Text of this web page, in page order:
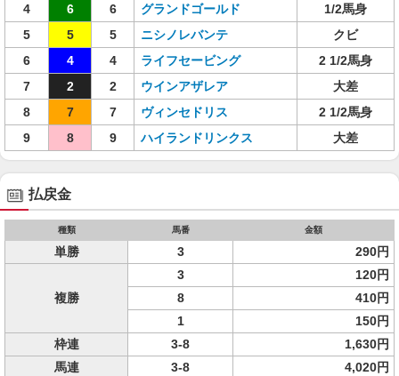
4
6 6 グランドゴールド
1/2馬身
5
5 5 ニシノレバンテ
クビ
6
4 4 ライフセービング
2 1/2馬身
7
2 2 ウインアザレア
大差
8
7 7 ヴィンセドリス
2 1/2馬身
9
8 9 ハイランドリンクス 大差
払戻金
種類 馬番 金額
単勝 3 290円
複勝
3
120円
8
410円
1
150円
枠連
3-8
1,630円
馬連
3-8 4,020円